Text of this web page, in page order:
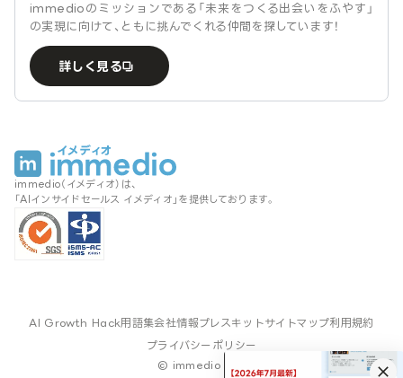
immedioのミッションである「未来をつくる出会いをふやす」
の実現に向けて、ともに挑んでくれる仲間を探しています！
詳しく見る
immedio（イメディオ）は、
「AIインサイドセールス イメディオ」を提供しております。
AI Growth Hack用語集会社情報プレスキットサイトマップ利用規約
プライバシーポリシー
© immedio Inc.